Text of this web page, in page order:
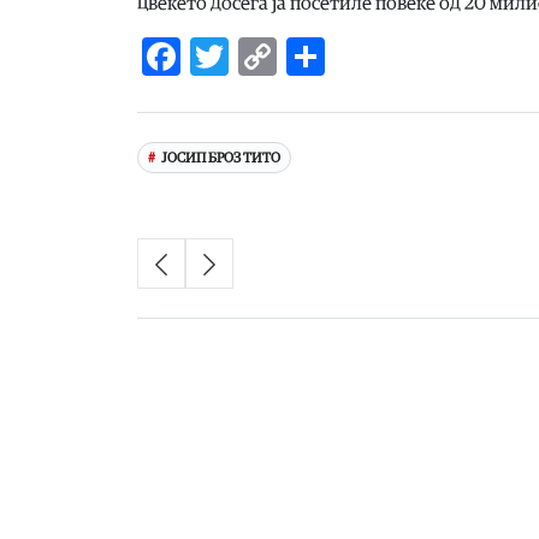
цвеќето досега ја посетиле повеќе од 20
Facebook
Twitter
Copy
ЈОСИП БРОЗ ТИТО